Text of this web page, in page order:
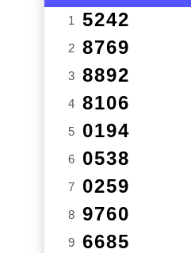
1 5242
2 8769
3 8892
4 8106
5 0194
6 0538
7 0259
8 9760
9 6685